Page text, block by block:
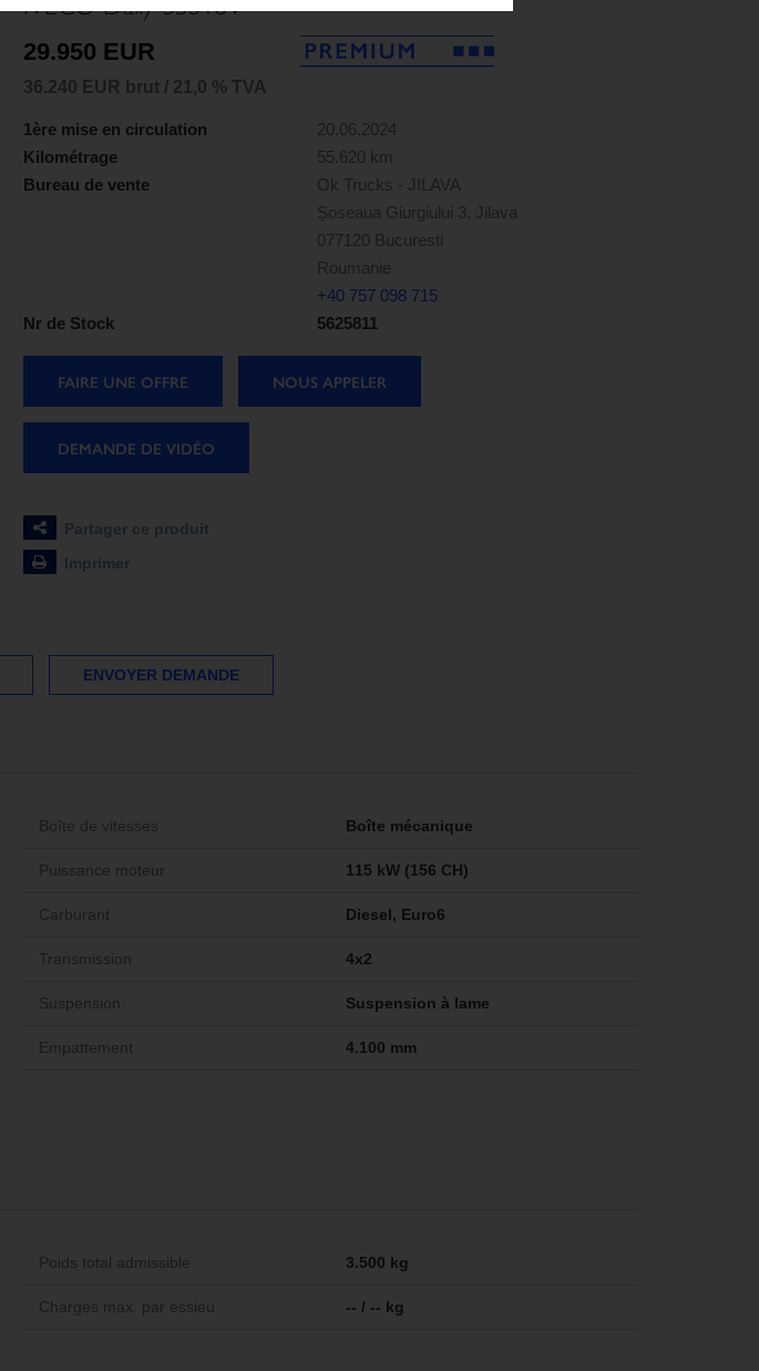
29.950 EUR
36.240 EUR brut / 21,0 % TVA
1ère mise en circulation
20.06.2024
Kilométrage
55.620 km
Bureau de vente
Ok Trucks - JILAVA
Șoseaua Giurgiului 3, Jilava
077120 Bucuresti
Roumanie
+40 757 098 715
Nr de Stock
5625811
FAIRE UNE OFFRE NOUS APPELER
DEMANDE DE VIDÉO
Partager ce produit
Imprimer
ENVOYER DEMANDE
Boîte de vitesses Boîte mécanique
Puissance moteur 115 kW (156 CH)
Carburant Diesel, Euro6
Transmission 4x2
Suspension Suspension à lame
Empattement 4.100 mm
Poids total admissible 3.500 kg
Charges max. par essieu -- / -- kg